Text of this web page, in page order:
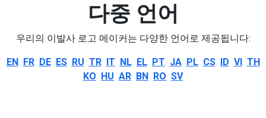
다중 언어
우리의 이발사 로고 메이커는 다양한 언어로 제공됩니다:
EN FR DE ES RU TR IT NL EL PT JA PL CS ID VI TH
KO HU AR BN RO SV